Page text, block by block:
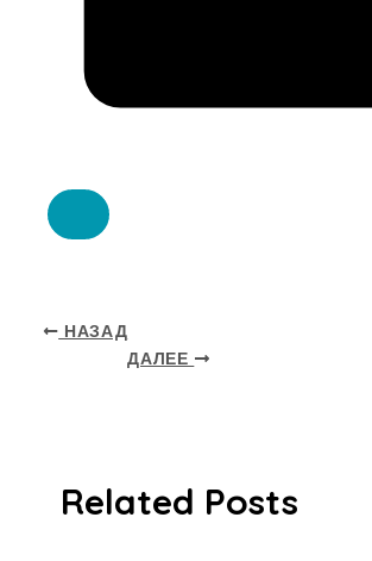
НАЗАД
ДАЛЕЕ
Related Posts